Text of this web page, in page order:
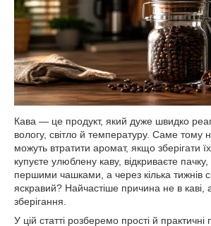
Кава — це продукт, який дуже швидко
вологу, світло й температуру. Саме тому
можуть втратити аромат, якщо зберігати
купуєте улюблену каву, відкриваєте
першими чашками, а через кілька тижнів
яскравий? Найчастіше причина не в каві,
зберігання.
У цій статті розберемо прості й практичні